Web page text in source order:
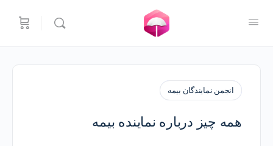
انجمن نمایندگان بیمه
همه چیز درباره نماینده بیمه